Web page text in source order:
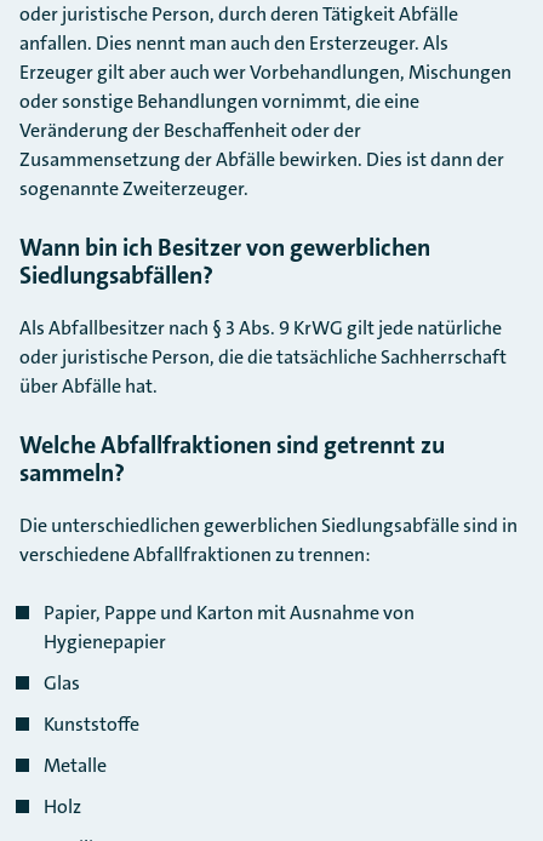
oder juristische Person, durch deren Tätigkeit Abfälle
anfallen. Dies nennt man auch den Ersterzeuger. Als
Erzeuger gilt aber auch wer Vorbehandlungen, Mischungen
oder sonstige Behandlungen vornimmt, die eine
Veränderung der Beschaffenheit oder der
Zusammensetzung der Abfälle bewirken. Dies ist dann der
sogenannte Zweiterzeuger.
Wann bin ich Besitzer von gewerblichen
Siedlungsabfällen?
Als Abfallbesitzer nach § 3 Abs. 9 KrWG gilt jede natürliche
oder juristische Person, die die tatsächliche Sachherrschaft
über Abfälle hat.
Welche Abfallfraktionen sind getrennt zu
sammeln?
Die unterschiedlichen gewerblichen Siedlungsabfälle sind in
verschiedene Abfallfraktionen zu trennen:
Papier, Pappe und Karton mit Ausnahme von
Hygienepapier
Glas
Kunststoffe
Metalle
Holz